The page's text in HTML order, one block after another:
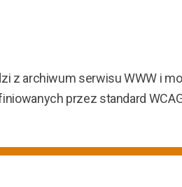
z archiwum serwisu WWW i
przez standard